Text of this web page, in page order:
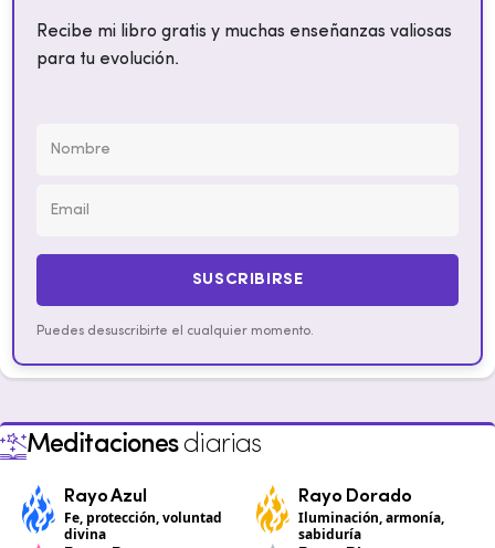
Recibe mi libro gratis y muchas enseñanzas valiosas
para tu evolución.
SUSCRIBIRSE
Puedes desuscribirte el cualquier momento.
Meditacionesdiarias
Rayo Azul
Fe, protección, voluntad
divina
Rayo Dorado
Iluminación, armonía,
sabiduría